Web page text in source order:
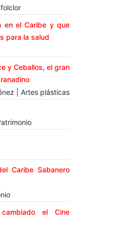
en el Caribe y que
para la salud
y Ceballos, el gran
| Artes plásticas
Caribe Sabanero
el Cine